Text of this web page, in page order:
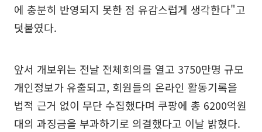
에 충분히 반영되지 못한 점 유감스럽게 생각한다"고
덧붙였다.
앞서 개보위는 전날 전체회의를 열고 3750만명 규모
개인정보가 유출되고, 회원들의 온라인 활동기록을
법적 근거 없이 무단 수집했다며 쿠팡에 총 6200억원
대의 과징금을 부과하기로 의결했다고 이날 밝혔다.